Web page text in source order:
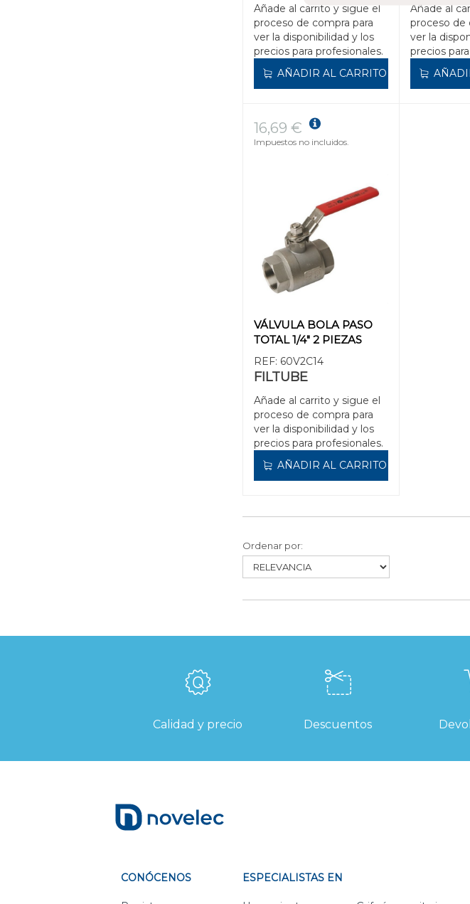
Añade al carrito y sigue el
proceso de compra para
ver la disponibilidad y los
precios para profesionales.
AÑADIR AL CARRITO
Añade al
proceso de
ver la
precios
VÁLVULA BOLA PASO
TOTAL 1/4" 2 PIEZAS
REF: 60V2C14
FILTUBE
Añade al carrito y sigue el
proceso de compra para
ver la disponibilidad y los
precios para profesionales.
16,69 €
Impuestos no incluidos.
AÑADIR AL CARRITO
Ordenar por:
Calidad y precio Descuentos
CONÓCENOS ESPECIALISTAS EN